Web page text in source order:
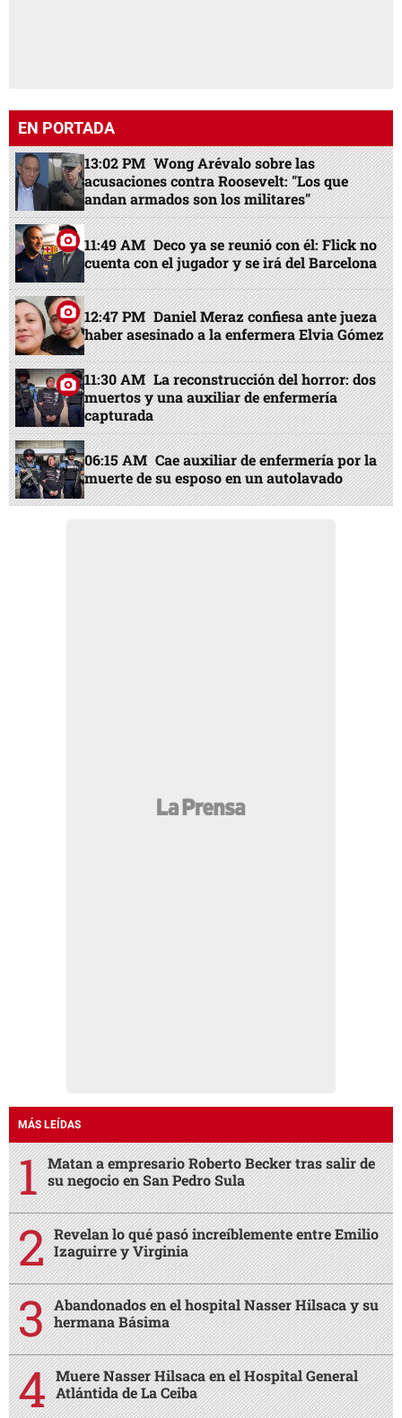
EN PORTADA
13:02 PM Wong Arévalo sobre las
acusaciones contra Roosevelt: "Los que
andan armados son los militares"
11:49 AM Deco ya se reunió con él: Flick no
cuenta con el jugador y se irá del Barcelona
12:47 PM Daniel Meraz confiesa ante jueza
haber asesinado a la enfermera Elvia Gómez
11:30 AM La reconstrucción del horror: dos
muertos y una auxiliar de enfermería
capturada
06:15 AM Cae auxiliar de enfermería por la
muerte de su esposo en un autolavado
MÁS LEÍDAS
Matan a empresario Roberto Becker tras salir de
su negocio en San Pedro Sula
Revelan lo qué pasó increíblemente entre Emilio
Izaguirre y Virginia
Abandonados en el hospital Nasser Hilsaca y su
hermana Básima
Muere Nasser Hilsaca en el Hospital General
Atlántida de La Ceiba